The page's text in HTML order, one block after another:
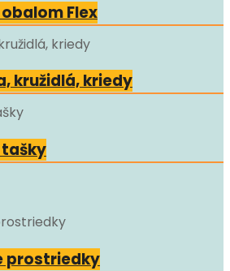
Flex
kriedy
kružidlá, kriedy
tašky
prostriedky